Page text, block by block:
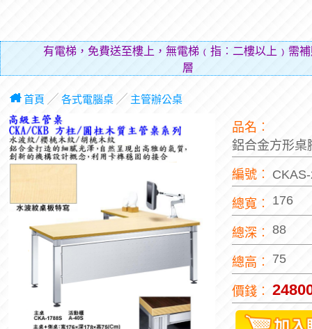
有電梯，免費送至樓上，無電梯﹙指︰二樓以上﹚需
層費用（
首頁 ╱ 各式電腦桌╱ 主管辦公桌
品名︰
鋁合金方形
編號︰
總寬︰ 176
總深︰ 88
總高︰ 75
價錢︰